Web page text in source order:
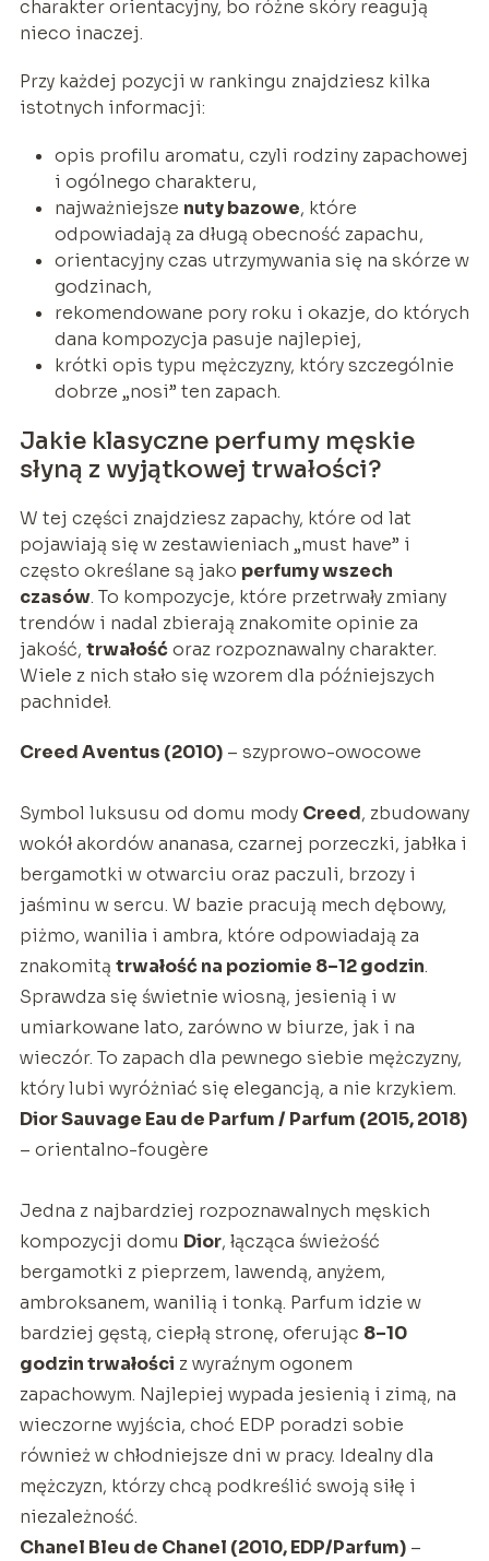
charakter orientacyjny, bo różne skóry reagują
nieco inaczej.
Przy każdej pozycji w rankingu znajdziesz kilka
istotnych informacji:
opis profilu aromatu, czyli rodziny zapachowej
i ogólnego charakteru,
najważniejsze nuty bazowe, które
odpowiadają za długą obecność zapachu,
orientacyjny czas utrzymywania się na skórze w
godzinach,
rekomendowane pory roku i okazje, do których
dana kompozycja pasuje najlepiej,
krótki opis typu mężczyzny, który szczególnie
dobrze „nosi” ten zapach.
Jakie klasyczne perfumy męskie
słyną z wyjątkowej trwałości?
W tej części znajdziesz zapachy, które od lat
pojawiają się w zestawieniach „must have” i
często określane są jako perfumy wszech
czasów. To kompozycje, które przetrwały zmiany
trendów i nadal zbierają znakomite opinie za
jakość, trwałośćoraz rozpoznawalny charakter.
Wiele z nich stało się wzorem dla późniejszych
pachnideł.
Creed Aventus (2010)– szyprowo-owocowe
Symbol luksusu od domu mody Creed, zbudowany
wokół akordów ananasa, czarnej porzeczki, jabłka i
bergamotki w otwarciu oraz paczuli, brzozy i
jaśminu w sercu. W bazie pracują mech dębowy,
piżmo, wanilia i ambra, które odpowiadają za
znakomitą trwałość na poziomie 8–12 godzin.
Sprawdza się świetnie wiosną, jesienią i w
umiarkowane lato, zarówno w biurze, jak i na
wieczór. To zapach dla pewnego siebie mężczyzny,
który lubi wyróżniać się elegancją, a nie krzykiem.
Dior Sauvage Eau de Parfum / Parfum (2015, 2018)
– orientalno-fougère
Jedna z najbardziej rozpoznawalnych męskich
kompozycji domu Dior, łącząca świeżość
bergamotki z pieprzem, lawendą, anyżem,
ambroksanem, wanilią i tonką. Parfum idzie w
bardziej gęstą, ciepłą stronę, oferując 8–10
godzin trwałości z wyraźnym ogonem
zapachowym. Najlepiej wypada jesienią i zimą, na
wieczorne wyjścia, choć EDP poradzi sobie
również w chłodniejsze dni w pracy. Idealny dla
mężczyzn, którzy chcą podkreślić swoją siłę i
niezależność.
Chanel Bleu de Chanel (2010, EDP/Parfum)–